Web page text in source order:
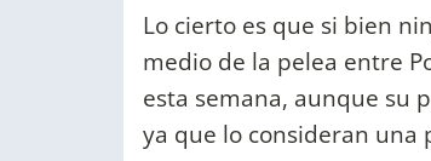
Lo cierto es que si bien
medio de la pelea entre
esta semana, aunque su
ya que lo consideran una